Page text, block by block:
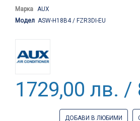
Марка
AUX
Модел ASW-H18B4 / FZR3DI-EU
1729,00 лв. /
ДОБАВИ В ЛЮБИМИ